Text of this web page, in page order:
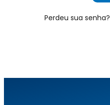
Perdeu sua senha?